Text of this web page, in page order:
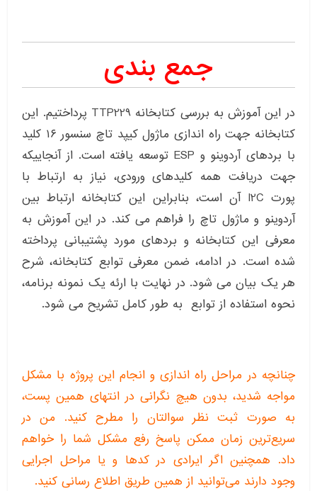
جمع بندی
در این آموزش به بررسی کتابخانه TTP229 پرداختیم. این
کتابخانه جهت راه اندازی ماژول کیپد تاچ سنسور ۱۶ کلید
با بردهای آردوینو و ESP توسعه یافته است. از آنجاییکه
جهت دریافت همه کلیدهای ورودی، نیاز به ارتباط با
پورت I2C آن است، بنابراین این کتابخانه ارتباط بین
آردوینو و ماژول تاچ را فراهم می کند. در این آموزش به
معرفی این کتابخانه و بردهای مورد پشتیبانی پرداخته
شده است. در ادامه، ضمن معرفی توابع کتابخانه، شرح
هر یک بیان می شود. در نهایت با ارئه یک نمونه برنامه،
نحوه استفاده از توابع به طور کامل تشریح می شود.
چنانچه در مراحل راه اندازی و انجام این پروژه با مشکل
مواجه شدید، بدون هیچ نگرانی در انتهای همین پست،
به صورت ثبت نظر سوالتان را مطرح کنید. من در
سریع‌ترین زمان ممکن پاسخ رفع مشکل شما را خواهم
داد. همچنین اگر ایرادی در کدها و یا مراحل اجرایی
وجود دارند می‌توانید از همین طریق اطلاع رسانی کنید.